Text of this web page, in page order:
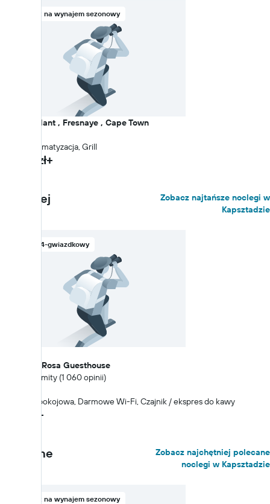
Obiekt na wynajem sezonowy
Villa Disdant , Fresnaye , Cape Town
Balkon, klimatyzacja, Grill
6 081 zł+
Najtaniej
Zobacz najtańsze noclegi w
Kapsztadzie
Hotel 4-gwiazdkowy
The Villa Rosa Guesthouse
8.9 Znakomity (1 060 opinii)
Obsługa pokojowa, Darmowe Wi-Fi, Czajnik / ekspres do kawy
239 zł+
Polecane
Zobacz najchętniej polecane
noclegi w Kapsztadzie
Obiekt na wynajem sezonowy